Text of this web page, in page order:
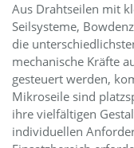
Aus Drahtseilen mit
Seilsysteme,
die
mechanische Kräfte
gesteuert werden,
Mikroseile sind
ihre vielfältigen
individuellen